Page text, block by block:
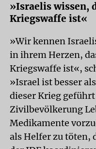
»Israelis wissen,
Kriegswaffe ist«
»Wir kennen
in ihrem Herzen,
Kriegswaffe ist«,
»Israel ist besser
dieser Krieg
Zivilbevölkerung
Medikamente
als Helfer zu töten,